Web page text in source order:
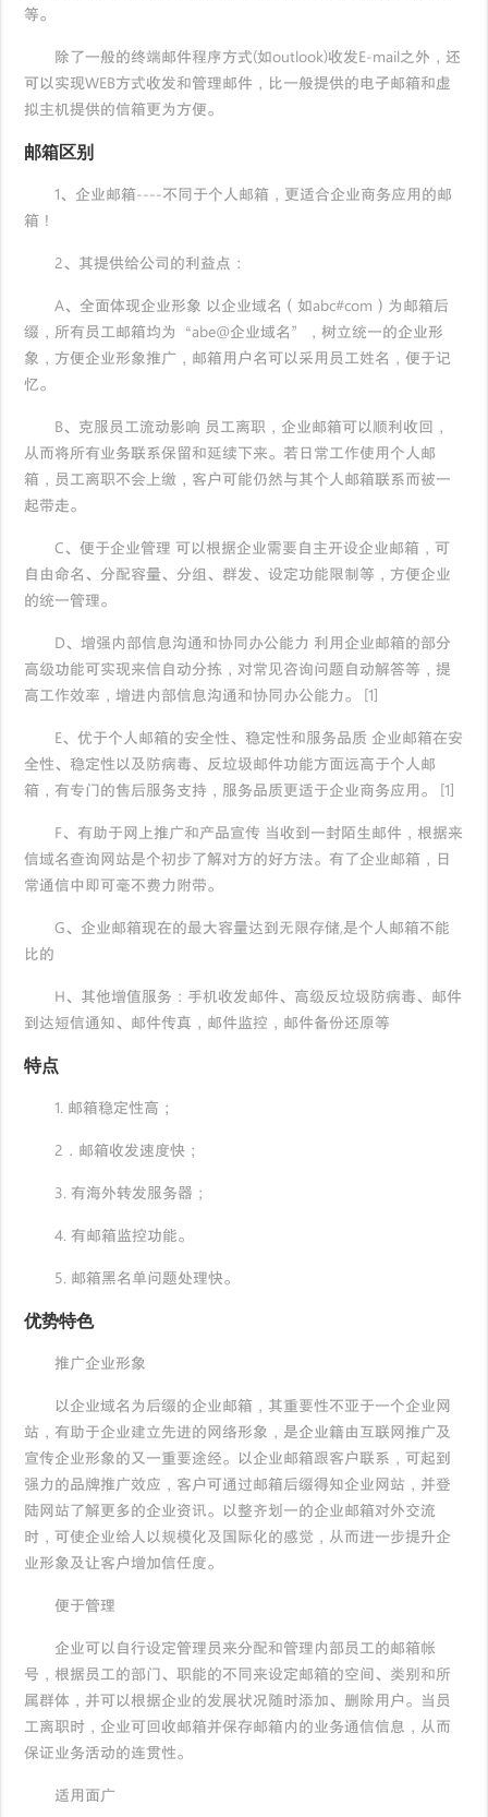
等。
除了一般的终端邮件程序方式(如outlook)收发E-mail之外，还
可以实现WEB方式收发和管理邮件，比一般提供的电子邮箱和虚
拟主机提供的信箱更为方便。
邮箱区别
1、企业邮箱----不同于个人邮箱，更适合企业商务应用的邮
箱！
2、其提供给公司的利益点：
A、全面体现企业形象 以企业域名（如abc#com）为邮箱后
缀，所有员工邮箱均为“abe@企业域名”，树立统一的企业形
象，方便企业形象推广，邮箱用户名可以采用员工姓名，便于记
忆。
B、克服员工流动影响 员工离职，企业邮箱可以顺利收回，
从而将所有业务联系保留和延续下来。若日常工作使用个人邮
箱，员工离职不会上缴，客户可能仍然与其个人邮箱联系而被一
起带走。
C、便于企业管理 可以根据企业需要自主开设企业邮箱，可
自由命名、分配容量、分组、群发、设定功能限制等，方便企业
的统一管理。
D、增强内部信息沟通和协同办公能力 利用企业邮箱的部分
高级功能可实现来信自动分拣，对常见咨询问题自动解答等，提
高工作效率，增进内部信息沟通和协同办公能力。 [1]
E、优于个人邮箱的安全性、稳定性和服务品质 企业邮箱在安
全性、稳定性以及防病毒、反垃圾邮件功能方面远高于个人邮
箱，有专门的售后服务支持，服务品质更适于企业商务应用。 [1]
F、有助于网上推广和产品宣传 当收到一封陌生邮件，根据来
信域名查询网站是个初步了解对方的好方法。有了企业邮箱，日
常通信中即可毫不费力附带。
G、企业邮箱现在的最大容量达到无限存储,是个人邮箱不能
比的
H、其他增值服务：手机收发邮件、高级反垃圾防病毒、邮件
到达短信通知、邮件传真，邮件监控，邮件备份还原等
特点
1. 邮箱稳定性高；
2．邮箱收发速度快；
3. 有海外转发服务器；
4. 有邮箱监控功能。
5. 邮箱黑名单问题处理快。
优势特色
推广企业形象
以企业域名为后缀的企业邮箱，其重要性不亚于一个企业网
站，有助于企业建立先进的网络形象，是企业籍由互联网推广及
宣传企业形象的又一重要途经。以企业邮箱跟客户联系，可起到
强力的品牌推广效应，客户可通过邮箱后缀得知企业网站，并登
陆网站了解更多的企业资讯。以整齐划一的企业邮箱对外交流
时，可使企业给人以规模化及国际化的感觉，从而进一步提升企
业形象及让客户增加信任度。
便于管理
企业可以自行设定管理员来分配和管理内部员工的邮箱帐
号，根据员工的部门、职能的不同来设定邮箱的空间、类别和所
属群体，并可以根据企业的发展状况随时添加、删除用户。当员
工离职时，企业可回收邮箱并保存邮箱内的业务通信信息，从而
保证业务活动的连贯性。
适用面广